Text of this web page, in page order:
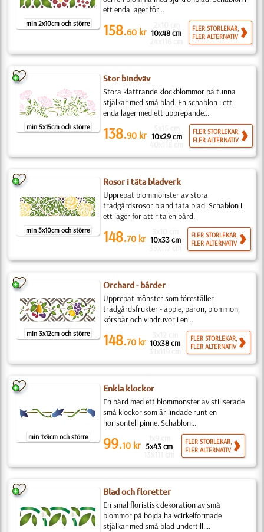
min 2x10cm och större
ett enda lager för...
158.60 kr 10x48 cm
FLER STORLEKAR,
FLER ALTERNATIV
min 5x15cm och större
Stor bindväv
Stora klättrande klockblommor på tunna
stjälkar med små blad. En schablon i ett
enda lager med ett upprepande...
138.90 kr 10x29 cm
FLER STORLEKAR,
FLER ALTERNATIV
min 3x10cm och större
Rosor i täta bladverk
Upprepat blommönster av stora
trädgårdsrosor bland täta blad. Schablon i
ett lager för att rita en bård.
148.70 kr 10x33 cm
FLER STORLEKAR,
FLER ALTERNATIV
min 3x12cm och större
Orchard - bårder
Upprepat mönster som föreställer
trädgårdsfrukter - äpple, päron, plommon,
körsbär och vindruvor i en...
148.70 kr 10x38 cm
FLER STORLEKAR,
FLER ALTERNATIV
min 1x9cm och större
Enkla klockor
En bård med ett blommönster av stiliserade
små klockor som är lindade runt en
horisontell pinne. Schablon...
99.10 kr 5x43 cm
FLER STORLEKAR,
FLER ALTERNATIV
Blad och floretter
En smal floristisk dekoration av små
blommor på böjda halvcirkelformade
stjälkar med små blad undertill....